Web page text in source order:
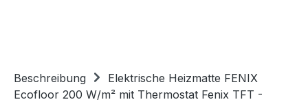
Beschreibung
Elektrische Heizmatte FENIX
Ecofloor 200 W/m² mit Thermostat Fenix TFT -